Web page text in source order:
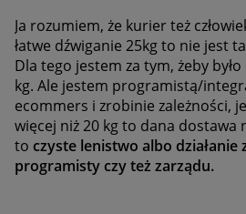
Ja rozumiem, że kurier też
łatwe dźwiganie 25kg to nie jest
Dla tego jestem za tym, żeby
kg. Ale jestem programistą/
ecommers i zrobinie zależności,
więcej niż 20 kg to dana dostawa
to czyste lenistwo albo działanie
programisty czy też zarządu.